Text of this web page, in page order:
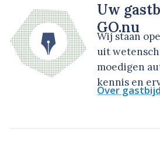
Uw
GO.nu
Wij staan
uit
moedigen
kennis en
Over